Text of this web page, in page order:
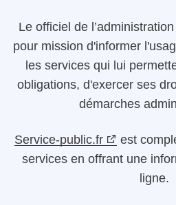
Le officiel de l’administration
pour mission d'informer
les services qui lui
obligations, d'exercer ses
démarches
Service-public.fr
est
services en offrant une
ligne.